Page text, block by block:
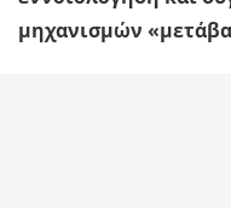
μηχανισμών